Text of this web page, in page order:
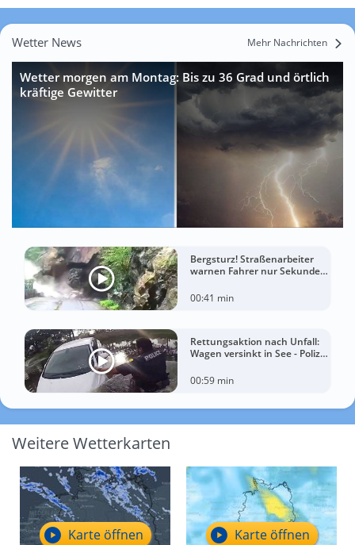
Wetter News Mehr Nachrichten
Wetter morgen am Montag: Bis zu 36 Grad und örtlich
kräftige Gewitter
Bergsturz! Straßenarbeiter
warnen Fahrer nur Sekunden
00:41 min
Rettungsaktion nach Unfall:
Wagen versinkt in See - Polizei
00:59 min
Weitere Wetterkarten
Karte öffnen Karte öffnen